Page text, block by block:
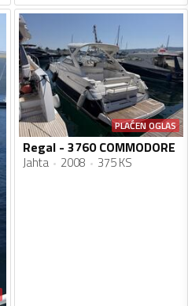
PLAĆEN OGLAS
Regal - 3760 COMMODORE
Jahta 2008 375 KS